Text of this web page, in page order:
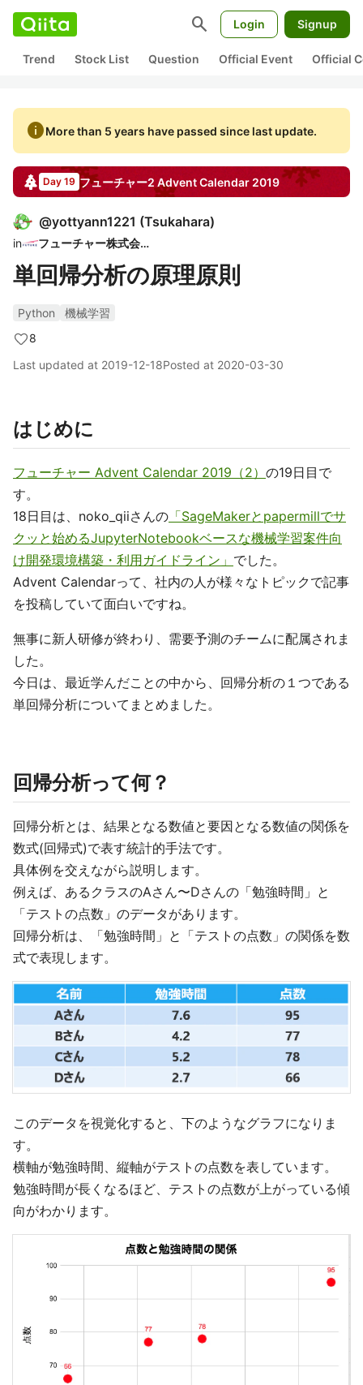
search Login Signup
Trend Stock List Question Official Event Official
infoMore than 5 years have passed since last update.
Day 19 フューチャー2 Advent Calendar 2019
@yottyann1221 (Tsukahara)
in フューチャー株式会社
単回帰分析の原理原則
Python
機械学習
8
Last updated at 2019-12-18Posted at 2020-03-30
はじめに
フューチャー Advent Calendar 2019（2） の19日目で
す。
18日目は、noko_qiiさんの 「SageMakerとpapermillでサ
クッと始めるJupyterNotebookベースな機械学習案件向
け開発環境構築・利用ガイドライン」 でした。
Advent Calendarって、社内の人が様々なトピックで記事
を投稿していて面白いですね。
無事に新人研修が終わり、需要予測のチームに配属されま
した。
今日は、最近学んだことの中から、回帰分析の１つである
単回帰分析についてまとめました。
回帰分析って何？
回帰分析とは、結果となる数値と要因となる数値の関係を
数式(回帰式)で表す統計的手法です。
具体例を交えながら説明します。
例えば、あるクラスのAさん〜Dさんの「勉強時間」と
「テストの点数」のデータがあります。
回帰分析は、「勉強時間」と「テストの点数」の関係を数
式で表現します。
このデータを視覚化すると、下のようなグラフになりま
す。
横軸が勉強時間、縦軸がテストの点数を表しています。
勉強時間が長くなるほど、テストの点数が上がっている傾
向がわかります。